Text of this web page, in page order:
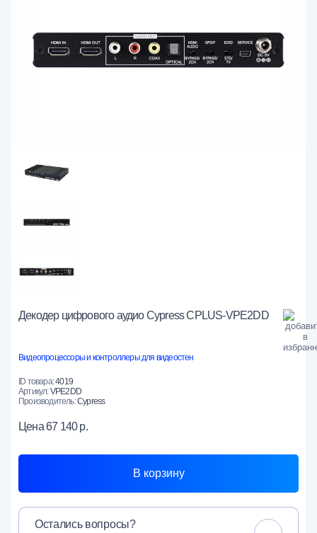
Декодер цифрового аудио Cypress CPLUS-VPE2DD
Видеопроцессоры и контроллеры для видеостен
ID товара:4019
Артикул:VPE2DD
Производитель:Cypress
Цена67 140 р.
В корзину
Остались вопросы?